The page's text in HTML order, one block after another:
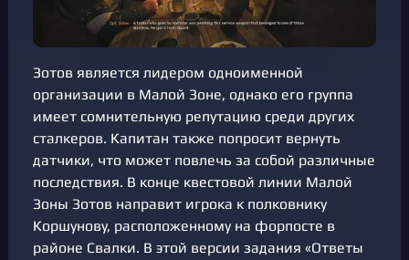
Зотов является лидером одноименной
организации в Малой Зоне, однако его группа
имеет сомнительную репутацию среди других
сталкеров. Капитан также попросит вернуть
датчики, что может повлечь за собой различные
последствия. В конце квестовой линии Малой
Зоны Зотов направит игрока к полковнику
Коршунову, расположенному на форпосте в
районе Свалки. В этой версии задания «Ответы